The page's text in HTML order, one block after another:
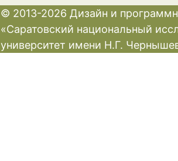
© 2013-2026 Дизайн и
«Саратовский национальный
университет имени Н.Г.